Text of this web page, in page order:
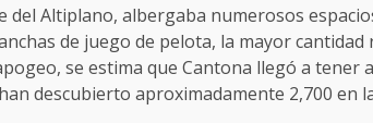
del Altiplano, albergaba numerosos
de juego de pelota, la mayor
se estima que Cantona llegó a tener
descubierto aproximadamente 2,700 en